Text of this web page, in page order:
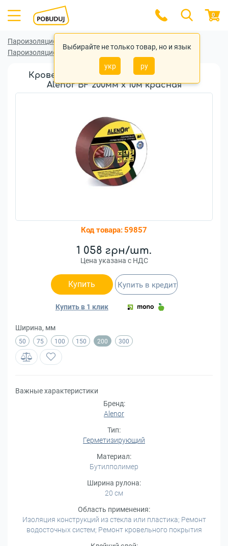
Выбирайте не только товар, но и язык
укр ру
0
Пароизоляционные (гидроизоляционные) ленты
Пароизоляционные (гидроизоляционные) ленты Alenor
Кровельная герметизирующая лента
Alenor BF 200мм x 10м красная
Код товара:59857
1 058 грн/шт.
Цена указана с НДС
Купить
Купить в 1 клик
Купить в кредит
Ширина, мм
50 75 100 150 200 300
Важные характеристики
Бренд:
Alenor
Тип:
Герметизирующий
Материал:
Бутилполимер
Ширина рулона:
20 см
Область применения:
Изоляция конструкций из стекла или пластика; Ремонт
водосточных систем; Ремонт кровельного покрытия